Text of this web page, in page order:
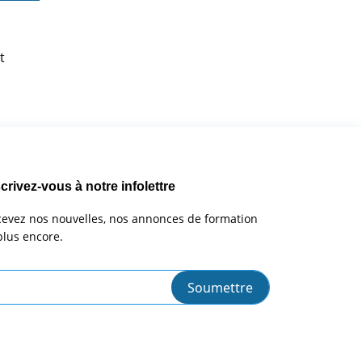
vous à notre infolettre
nos nouvelles, nos annonces de formation
encore.